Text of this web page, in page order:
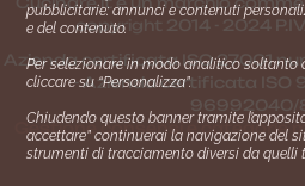
copyright 2014 - 2024
Azienda certiﬁcata ISO 27001
- Azienda certiﬁcata ISO
Gestione consensi e categorie
pubblicitarie: annunci e contenuti
e del contenuto.
Per selezionare in modo analitico soltanto
cliccare su “Personalizza”.
Chiudendo questo banner tramite
accettare” continuerai la navigazione del
strumenti di tracciamento diversi da quelli